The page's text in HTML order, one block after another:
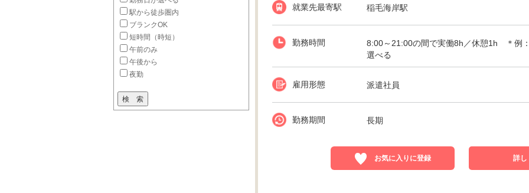
就業先最寄駅 稲毛海岸駅
勤務時間
8:00～21:00の間で実働8h／休憩1h ＊例
選べる
雇用形態 派遣社員
勤務期間 長期
お気に入りに登録 詳し
駅から徒歩圏内
ブランクOK
短時間（時短）
午前のみ
午後から
夜勤